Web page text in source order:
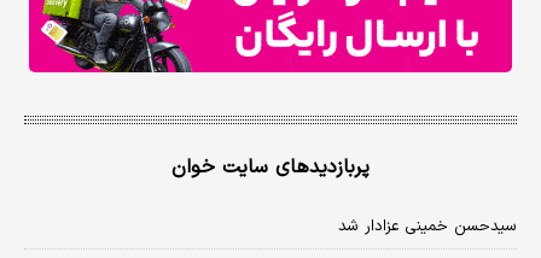
پربازدیدهای سایت خوان
سیدحسن خمینی عزادار شد